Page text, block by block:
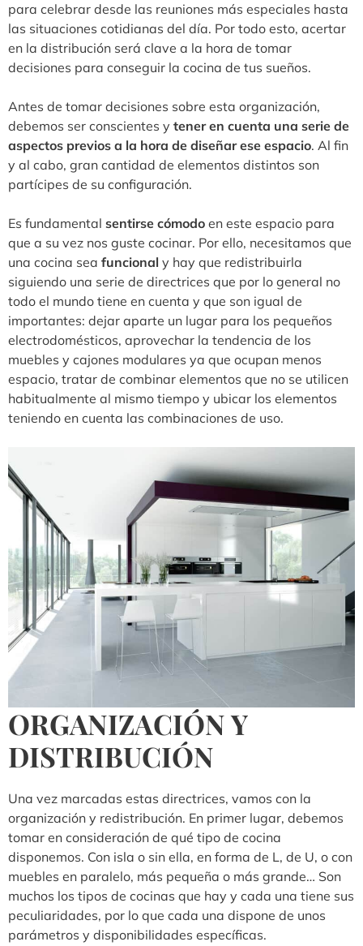
para celebrar desde las reuniones más especiales hasta
las situaciones cotidianas del día. Por todo esto, acertar
en la distribución será clave a la hora de tomar
decisiones para conseguir la cocina de tus sueños.
Antes de tomar decisiones sobre esta organización,
debemos ser conscientes y tener en cuenta una serie de
aspectos previos a la hora de diseñar ese espacio. Al fin
y al cabo, gran cantidad de elementos distintos son
partícipes de su configuración.
Es fundamental sentirse cómodo en este espacio para
que a su vez nos guste cocinar. Por ello, necesitamos que
una cocina sea funcional y hay que redistribuirla
siguiendo una serie de directrices que por lo general no
todo el mundo tiene en cuenta y que son igual de
importantes: dejar aparte un lugar para los pequeños
electrodomésticos, aprovechar la tendencia de los
muebles y cajones modulares ya que ocupan menos
espacio, tratar de combinar elementos que no se utilicen
habitualmente al mismo tiempo y ubicar los elementos
teniendo en cuenta las combinaciones de uso.
ORGANIZACIÓN Y
DISTRIBUCIÓN
Una vez marcadas estas directrices, vamos con la
organización y redistribución. En primer lugar, debemos
tomar en consideración de qué tipo de cocina
disponemos. Con isla o sin ella, en forma de L, de U, o con
muebles en paralelo, más pequeña o más grande… Son
muchos los tipos de cocinas que hay y cada una tiene sus
peculiaridades, por lo que cada una dispone de unos
parámetros y disponibilidades específicas.